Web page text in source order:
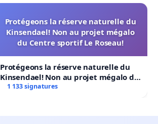
Protégeons la réserve naturelle du
Kinsendael! Non au projet mégalo
du Centre sportif Le Roseau!
Protégeons la réserve naturelle du
Kinsendael! Non au projet mégalo du
Centre sportif Le Roseau!
1 133 signatures